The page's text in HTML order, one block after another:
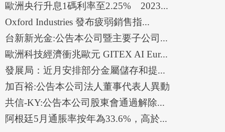
歐洲央行升息1碼利率至2.25% 2023...
Oxford Industries 發布疲弱銷售指...
台新新光金:公告本公司暨主要子公司...
歐洲科技經濟衝兆歐元 GITEX AI Eur...
發展局：近月安排部分金屬儲存和提...
加百裕:公告本公司法人董事代表人異動
共信-KY:公告本公司股東會通過解除...
阿根廷5月通脹率按年為33.6%，高於...